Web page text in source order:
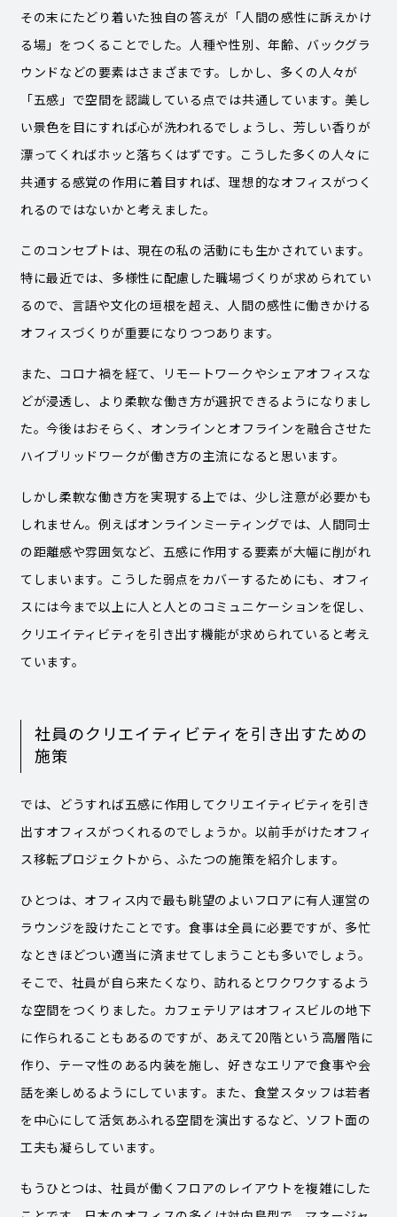
その末にたどり着いた独自の答えが「人間の感性に訴えかけ
る場」をつくることでした。人種や性別、年齢、バックグラ
ウンドなどの要素はさまざまです。しかし、多くの人々が
「五感」で空間を認識している点では共通しています。美し
い景色を目にすれば心が洗われるでしょうし、芳しい香りが
漂ってくればホッと落ちくはずです。こうした多くの人々に
共通する感覚の作用に着目すれば、理想的なオフィスがつく
れるのではないかと考えました。
このコンセプトは、現在の私の活動にも生かされています。
特に最近では、多様性に配慮した職場づくりが求められてい
るので、言語や文化の垣根を超え、人間の感性に働きかける
オフィスづくりが重要になりつつあります。
また、コロナ禍を経て、リモートワークやシェアオフィスな
どが浸透し、より柔軟な働き方が選択できるようになりまし
た。今後はおそらく、オンラインとオフラインを融合させた
ハイブリッドワークが働き方の主流になると思います。
しかし柔軟な働き方を実現する上では、少し注意が必要かも
しれません。例えばオンラインミーティングでは、人間同士
の距離感や雰囲気など、五感に作用する要素が大幅に削がれ
てしまいます。こうした弱点をカバーするためにも、オフィ
スには今まで以上に人と人とのコミュニケーションを促し、
クリエイティビティを引き出す機能が求められていると考え
ています。
社員のクリエイティビティを引き出すための
施策
では、どうすれば五感に作用してクリエイティビティを引き
出すオフィスがつくれるのでしょうか。以前手がけたオフィ
ス移転プロジェクトから、ふたつの施策を紹介します。
ひとつは、オフィス内で最も眺望のよいフロアに有人運営の
ラウンジを設けたことです。食事は全員に必要ですが、多忙
なときほどつい適当に済ませてしまうことも多いでしょう。
そこで、社員が自ら来たくなり、訪れるとワクワクするよう
な空間をつくりました。カフェテリアはオフィスビルの地下
に作られることもあるのですが、あえて20階という高層階に
作り、テーマ性のある内装を施し、好きなエリアで食事や会
話を楽しめるようにしています。また、食堂スタッフは若者
を中心にして活気あふれる空間を演出するなど、ソフト面の
工夫も凝らしています。
もうひとつは、社員が働くフロアのレイアウトを複雑にした